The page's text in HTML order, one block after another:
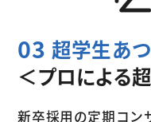
03 超学生あ
＜プロによる
新卒採用の定期コン